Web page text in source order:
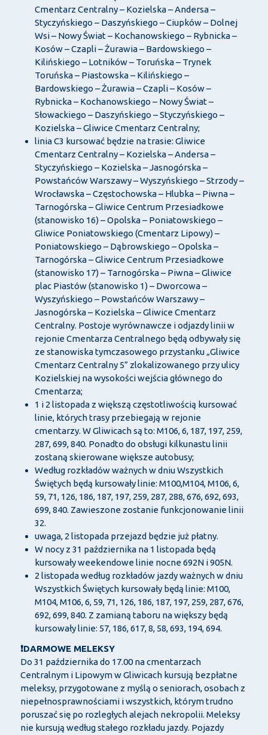
Cmentarz Centralny – Kozielska – Andersa –
Styczyńskiego – Daszyńskiego – Ciupków – Dolnej
Wsi – Nowy Świat – Kochanowskiego – Rybnicka –
Kosów – Czapli – Żurawia – Bardowskiego –
Kilińskiego – Lotników – Toruńska – Trynek
Toruńska – Piastowska – Kilińskiego –
Bardowskiego – Żurawia – Czapli – Kosów –
Rybnicka – Kochanowskiego – Nowy Świat –
Słowackiego – Daszyńskiego – Styczyńskiego –
Kozielska – Gliwice Cmentarz Centralny;
linia C3 kursować będzie na trasie: Gliwice
Cmentarz Centralny – Kozielska – Andersa –
Styczyńskiego – Kozielska – Jasnogórska –
Powstańców Warszawy – Wyszyńskiego – Strzody –
Wrocławska – Częstochowska – Hlubka – Piwna –
Tarnogórska – Gliwice Centrum Przesiadkowe
(stanowisko 16) – Opolska – Poniatowskiego –
Gliwice Poniatowskiego (Cmentarz Lipowy) –
Poniatowskiego – Dąbrowskiego – Opolska –
Tarnogórska – Gliwice Centrum Przesiadkowe
(stanowisko 17) – Tarnogórska – Piwna – Gliwice
plac Piastów (stanowisko 1) – Dworcowa –
Wyszyńskiego – Powstańców Warszawy –
Jasnogórska – Kozielska – Gliwice Cmentarz
Centralny. Postoje wyrównawcze i odjazdy linii w
rejonie Cmentarza Centralnego będą odbywały się
ze stanowiska tymczasowego przystanku „Gliwice
Cmentarz Centralny 5” zlokalizowanego przy ulicy
Kozielskiej na wysokości wejścia głównego do
Cmentarza;
1 i 2 listopada z większą częstotliwością kursować
linie, których trasy przebiegają w rejonie
cmentarzy. W Gliwicach są to: M106, 6, 187, 197, 259,
287, 699, 840. Ponadto do obsługi kilkunastu linii
zostaną skierowane większe autobusy;
Według rozkładów ważnych w dniu Wszystkich
Świętych będą kursowały linie: M100,M104, M106, 6,
59, 71, 126, 186, 187, 197, 259, 287, 288, 676, 692, 693,
699, 840. Zawieszone zostanie funkcjonowanie linii
32.
uwaga, 2 listopada przejazd będzie już płatny.
W nocy z 31 października na 1 listopada będą
kursowały weekendowe linie nocne 692N i 905N.
2 listopada według rozkładów jazdy ważnych w dniu
Wszystkich Świętych kursowały będą linie: M100,
M104, M106, 6, 59, 71, 126, 186, 187, 197, 259, 287, 676,
692, 699, 840. Z zamianą taboru na większy będą
kursowały linie: 57, 186, 617, 8, 58, 693, 194, 694.
❗DARMOWE MELEKSY
Do 31 października do 17.00 na cmentarzach
Centralnym i Lipowym w Gliwicach kursują bezpłatne
meleksy, przygotowane z myślą o seniorach, osobach z
niepełnosprawnościami i wszystkich, którym trudno
poruszać się po rozległych alejach nekropolii. Meleksy
nie kursują według stałego rozkładu jazdy. Pojazdy